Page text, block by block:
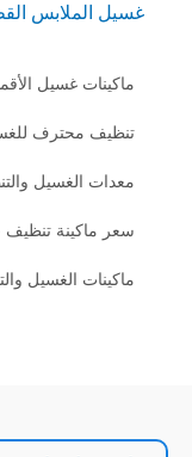
القطنية
غسيل الأقمشة الصناعية
للغسالة والجافة
والتنظيف الجاف
تنظيف جاف صناعي
الغسيل والتنظيف الجاف